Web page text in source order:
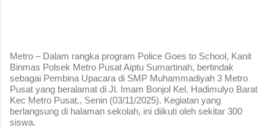
Metro – Dalam rangka program Police Goes to School, Kanit
Binmas Polsek Metro Pusat Aiptu Sumartinah, bertindak
sebagai Pembina Upacara di SMP Muhammadiyah 3 Metro
Pusat yang beralamat di Jl. Imam Bonjol Kel. Hadimulyo Barat
Kec Metro Pusat., Senin (03/11/2025). Kegiatan yang
berlangsung di halaman sekolah, ini diikuti oleh sekitar 300
siswa.